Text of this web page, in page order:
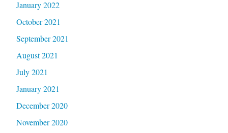
January 2022
October 2021
September 2021
August 2021
July 2021
January 2021
December 2020
November 2020